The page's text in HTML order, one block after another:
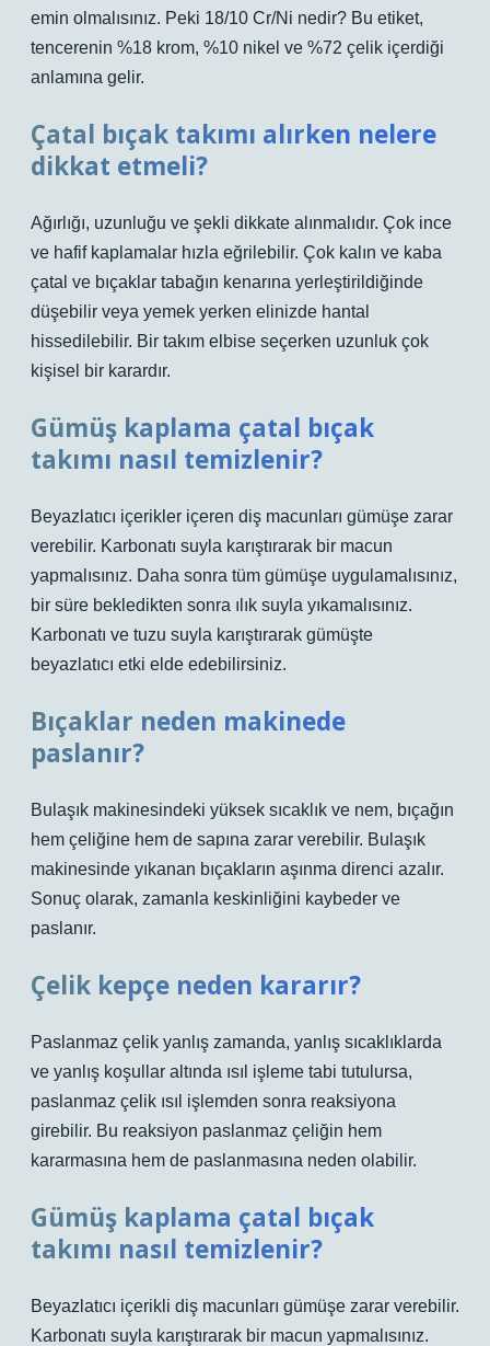
emin olmalısınız. Peki 18/10 Cr/Ni nedir? Bu etiket,
tencerenin %18 krom, %10 nikel ve %72 çelik içerdiği
anlamına gelir.
Çatal bıçak takımı alırken nelere
dikkat etmeli?
Ağırlığı, uzunluğu ve şekli dikkate alınmalıdır. Çok ince
ve hafif kaplamalar hızla eğrilebilir. Çok kalın ve kaba
çatal ve bıçaklar tabağın kenarına yerleştirildiğinde
düşebilir veya yemek yerken elinizde hantal
hissedilebilir. Bir takım elbise seçerken uzunluk çok
kişisel bir karardır.
Gümüş kaplama çatal bıçak
takımı nasıl temizlenir?
Beyazlatıcı içerikler içeren diş macunları gümüşe zarar
verebilir. Karbonatı suyla karıştırarak bir macun
yapmalısınız. Daha sonra tüm gümüşe uygulamalısınız,
bir süre bekledikten sonra ılık suyla yıkamalısınız.
Karbonatı ve tuzu suyla karıştırarak gümüşte
beyazlatıcı etki elde edebilirsiniz.
Bıçaklar neden makinede
paslanır?
Bulaşık makinesindeki yüksek sıcaklık ve nem, bıçağın
hem çeliğine hem de sapına zarar verebilir. Bulaşık
makinesinde yıkanan bıçakların aşınma direnci azalır.
Sonuç olarak, zamanla keskinliğini kaybeder ve
paslanır.
Çelik kepçe neden kararır?
Paslanmaz çelik yanlış zamanda, yanlış sıcaklıklarda
ve yanlış koşullar altında ısıl işleme tabi tutulursa,
paslanmaz çelik ısıl işlemden sonra reaksiyona
girebilir. Bu reaksiyon paslanmaz çeliğin hem
kararmasına hem de paslanmasına neden olabilir.
Gümüş kaplama çatal bıçak
takımı nasıl temizlenir?
Beyazlatıcı içerikli diş macunları gümüşe zarar verebilir.
Karbonatı suyla karıştırarak bir macun yapmalısınız.